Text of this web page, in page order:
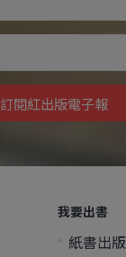
訂閱紅出版電子報
我要出書
紙書出版